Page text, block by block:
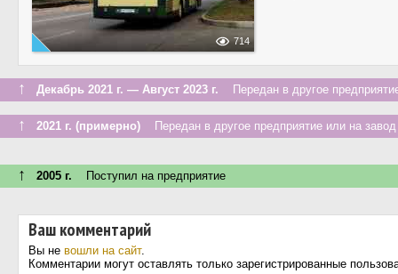
714
↑ Декабрь 2021 г. — Август 2023 г. Передан в другое
↑ 2021 г. (примерно) Передан в другое предприятие или на завод
↑ 2005 г. Поступил на предприятие
Ваш комментарий
Вы не вошли на сайт.
Комментарии могут оставлять только зарегистрированные